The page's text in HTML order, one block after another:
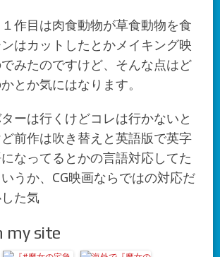
作目は肉食動物が草食動物を食
はカットしたとかメイキング映
みたのですけど、そんな点はど
とか気にはなります。
ーは行くけどコレは行かないと
前作は吹き替えと英語版で英字
なってるとかの言語対応してた
うか、CG映画ならではの対応だ
た気
my site